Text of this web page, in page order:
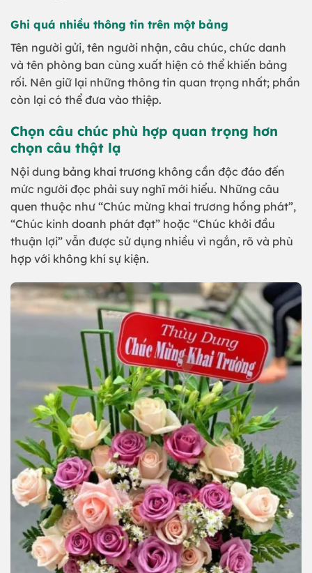
Ghi quá nhiều thông tin trên một bảng
Tên người gửi, tên người nhận, câu chúc, chức danh
và tên phòng ban cùng xuất hiện có thể khiến bảng
rối. Nên giữ lại những thông tin quan trọng nhất; phần
còn lại có thể đưa vào thiệp.
Chọn câu chúc phù hợp quan trọng hơn
chọn câu thật lạ
Nội dung bảng khai trương không cần độc đáo đến
mức người đọc phải suy nghĩ mới hiểu. Những câu
quen thuộc như “Chúc mừng khai trương hồng phát”,
“Chúc kinh doanh phát đạt” hoặc “Chúc khởi đầu
thuận lợi” vẫn được sử dụng nhiều vì ngắn, rõ và phù
hợp với không khí sự kiện.